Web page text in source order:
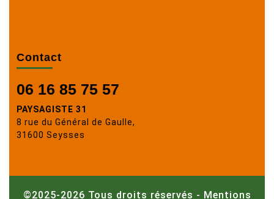
Contact
06 16 85 75 57
PAYSAGISTE 31
8 rue du Général de Gaulle,
31600 Seysses
©2025-2026 Tous droits réservés - Mentions